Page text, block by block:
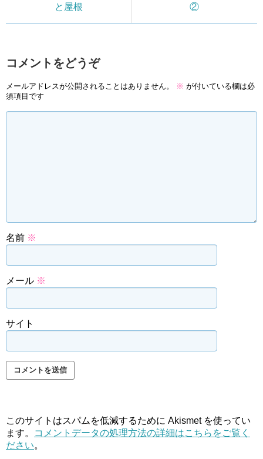
と屋根
②
コメントをどうぞ
メールアドレスが公開されることはありません。 ※ が付いている欄は必
須項目です
名前 ※
メール ※
サイト
このサイトはスパムを低減するために Akismet を使ってい
ます。
コメントデータの処理方法の詳細はこちらをご覧く
ださい。